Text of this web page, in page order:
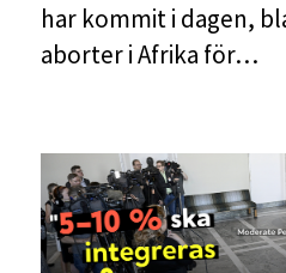
har kommit i dagen,
aborter i Afrika för…